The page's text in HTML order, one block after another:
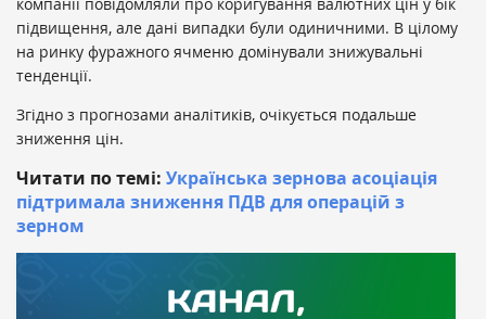
підвищення, але дані випадки були одиничними. В цілому
на ринку фуражного ячменю домінували знижувальні
тенденції.
Згідно з прогнозами аналітиків, очікується подальше
зниження цін.
Читати по темі: Українська зернова асоціація
підтримала зниження ПДВ для операцій з
зерном